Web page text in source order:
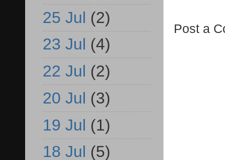
Post a
25 Jul (2)
23 Jul (4)
22 Jul (2)
20 Jul (3)
19 Jul (1)
18 Jul (5)